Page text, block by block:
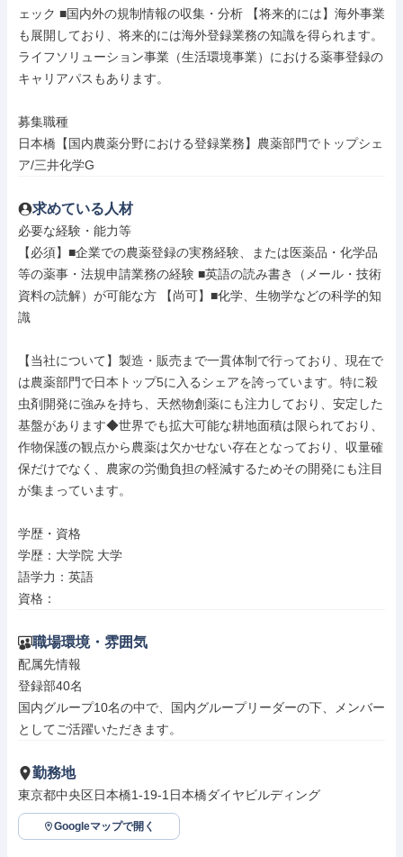
ェック ■国内外の規制情報の収集・分析 【将来的には】海外事業
も展開しており、将来的には海外登録業務の知識を得られます。
ライフソリューション事業（生活環境事業）における薬事登録の
キャリアパスもあります。
募集職種
日本橋【国内農薬分野における登録業務】農薬部門でトップシェ
ア/三井化学G
求めている人材
必要な経験・能力等
【必須】■企業での農薬登録の実務経験、または医薬品・化学品
等の薬事・法規申請業務の経験 ■英語の読み書き（メール・技術
資料の読解）が可能な方 【尚可】■化学、生物学などの科学的知
識
【当社について】製造・販売まで一貫体制で行っており、現在で
は農薬部門で日本トップ5に入るシェアを誇っています。特に殺
虫剤開発に強みを持ち、天然物創薬にも注力しており、安定した
基盤があります◆世界でも拡大可能な耕地面積は限られており、
作物保護の観点から農薬は欠かせない存在となっており、収量確
保だけでなく、農家の労働負担の軽減するためその開発にも注目
が集まっています。
学歴・資格
学歴：大学院 大学
語学力：英語
資格：
職場環境・雰囲気
配属先情報
登録部40名
国内グループ10名の中で、国内グループリーダーの下、メンバー
としてご活躍いただきます。
勤務地
東京都中央区日本橋1-19-1日本橋ダイヤビルディング
Googleマップで開く